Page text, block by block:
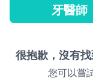
牙醫師
很抱歉，沒有找
您可以嘗